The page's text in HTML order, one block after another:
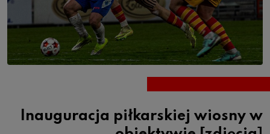
Inauguracja piłkarskiej wiosny w